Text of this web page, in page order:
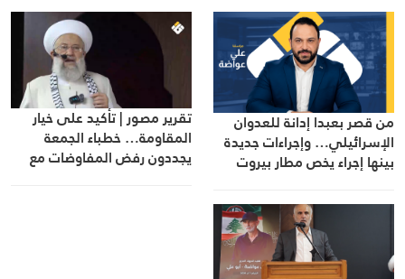
من قصر بعبدا إدانة للعدوان
الإسرائيلي… وإجراءات جديدة
بينها إجراء يخص مطار بيروت
تقرير مصور | تأكيد على خيار
المقاومة… خطباء الجمعة
يجددون رفض المفاوضات مع